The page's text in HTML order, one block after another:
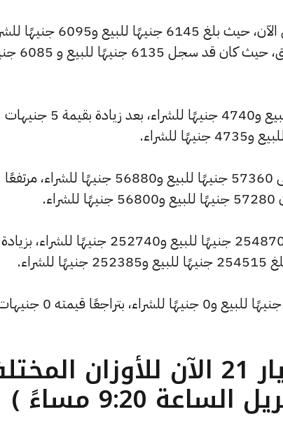
كما شهد سعر عيار 18 ارتفاعًا بالسوق المصري الآن، حيث بلغ 6145 جنيهًا
مرتفعًا بمقدار 10 جنيهات عن التحديث
وارتفع سعر عيار 14 ليصل إلى 4780 جنيهًا للبيع و4740 جنيهًا للشراء، بعد زيادة بقيمة 5 جنيهات
كما سجل سعر الجنيه الذهب ارتفاعًا ليصل إلى 57360 جنيهًا للبيع و56880 جنيهًا للشراء، مرتفعًا
كما شهد سعر الأونصة بالجنيه ارتفاعًا ليصبح 254870 جنيهًا للبيع و252740 جنيهًا للشراء، بزيادة
وانخفض سعر دولار الصاغة ليصل إلى 54.57 جنيهًا للبيع و0
ما هو سعر الذهب عيار 21 الآن للأوزان